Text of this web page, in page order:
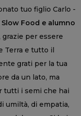
tuo figlio Carlo -
Food e alumno
grazie per essere
Terra e tutto il
grati per la tua
da un lato, ma
tutti i semi che hai
umiltà, di empatia,